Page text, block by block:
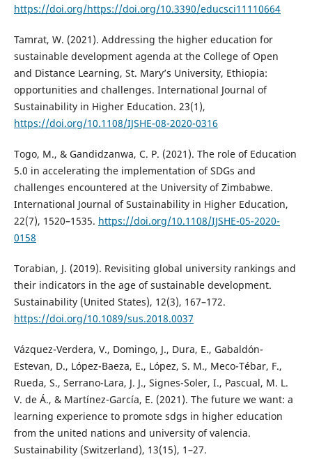
https://doi.org/https://doi.org/10.3390/educsci11110664
Tamrat, W. (2021). Addressing the higher education for
sustainable development agenda at the College of Open
and Distance Learning, St. Mary’s University, Ethiopia:
opportunities and challenges. International Journal of
Sustainability in Higher Education. 23(1),
https://doi.org/10.1108/IJSHE-08-2020-0316
Togo, M., & Gandidzanwa, C. P. (2021). The role of Education
5.0 in accelerating the implementation of SDGs and
challenges encountered at the University of Zimbabwe.
International Journal of Sustainability in Higher Education,
22(7), 1520–1535. https://doi.org/10.1108/IJSHE-05-2020-
0158
Torabian, J. (2019). Revisiting global university rankings and
their indicators in the age of sustainable development.
Sustainability (United States), 12(3), 167–172.
https://doi.org/10.1089/sus.2018.0037
Vázquez-Verdera, V., Domingo, J., Dura, E., Gabaldón-
Estevan, D., López-Baeza, E., López, S. M., Meco-Tébar, F.,
Rueda, S., Serrano-Lara, J. J., Signes-Soler, I., Pascual, M. L.
V. de Á., & Martínez-García, E. (2021). The future we want: a
learning experience to promote sdgs in higher education
from the united nations and university of valencia.
Sustainability (Switzerland), 13(15), 1–27.